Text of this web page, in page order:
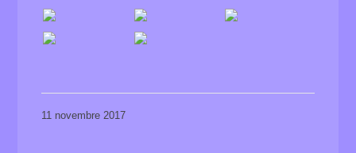
11 novembre 2017